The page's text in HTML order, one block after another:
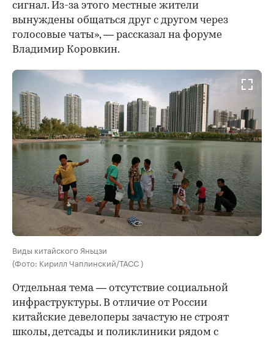
сигнал. Из-за этого местные жители
вынуждены общаться друг с другом через
голосовые чаты», — рассказал на форуме
Владимир Коровкин.
Виды китайского Яньцзи
(Фото: Кирилл Чаплинский/ТАСС )
Отдельная тема — отсутствие социальной
инфраструктуры. В отличие от России
китайские девелоперы зачастую не строят
школы, детсады и поликлиники рядом с